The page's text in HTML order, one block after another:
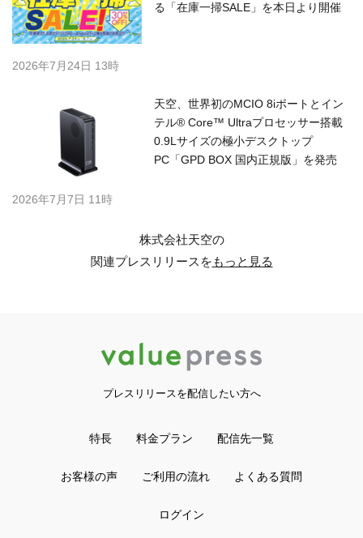
る「在庫一掃SALE」を本日より開催
2026年7月24日 13時
天空、世界初のMCIO 8iポートとイン
テル® Core™ Ultraプロセッサー搭載
0.9Lサイズの極小デスクトップ
PC「GPD BOX 国内正規版」を発売
2026年7月7日 11時
株式会社天空の
関連プレスリリースをもっと見る
プレスリリースを配信したい方へ
特長 料金プラン 配信先一覧
お客様の声 ご利用の流れ よくある質問
ログイン